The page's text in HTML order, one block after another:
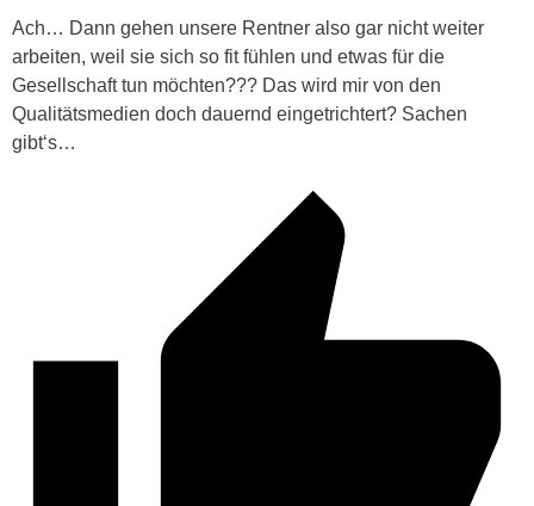
Ach… Dann gehen unsere Rentner also gar nicht weiter
arbeiten, weil sie sich so fit fühlen und etwas für die
Gesellschaft tun möchten??? Das wird mir von den
Qualitätsmedien doch dauernd eingetrichtert? Sachen
gibt‘s…